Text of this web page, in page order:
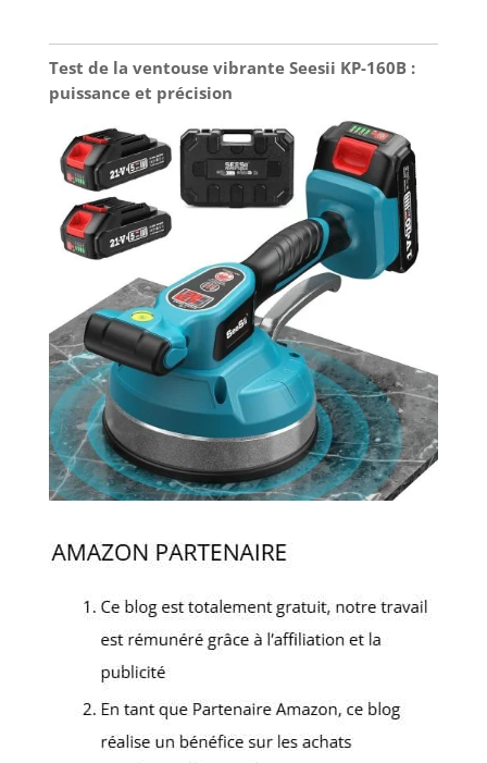
Test de la ventouse vibrante Seesii KP-160B :
puissance et précision